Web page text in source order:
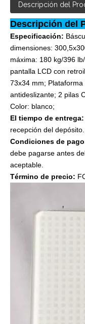
Descripción del
Descripción del
Especificación:
dimensiones:
máxima: 180 kg/396
pantalla LCD con
73x34 mm;
antideslizante; 2 pilas
Color: blanco;
El tiempo de entrega:
recepción del depósito.
Condiciones de
debe pagarse antes
aceptable.
Término de precio: